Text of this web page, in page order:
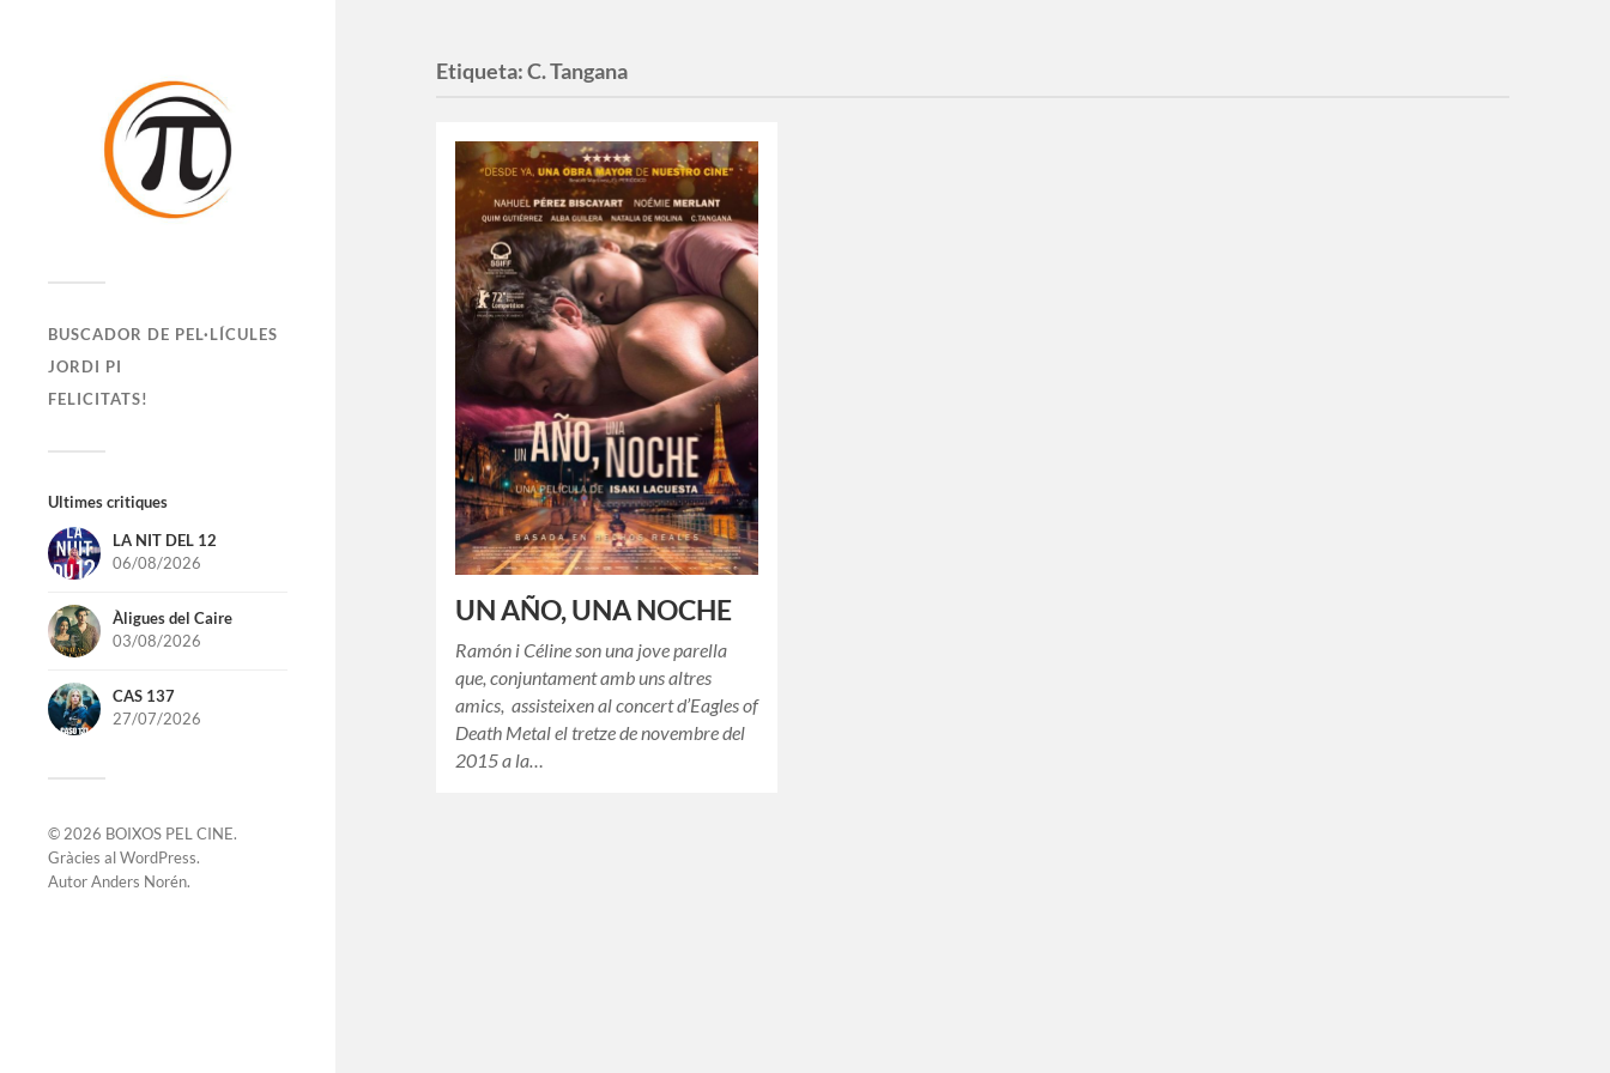
BUSCADOR DE PEL·LÍCULES
JORDI PI
FELICITATS!
Ultimes critiques
LA NIT DEL 12
06/08/2026
Àligues del Caire
03/08/2026
CAS 137
27/07/2026
© 2026 BOIXOS PEL CINE.
Gràcies alWordPress.
AutorAnders Norén.
Etiqueta:C. Tangana
UN AÑO, UNA NOCHE
Ramón i Céline son una jove parella
que, conjuntament amb uns altres
amics, assisteixen al concert d’Eagles of
Death Metal el tretze de novembre del
2015 a la…